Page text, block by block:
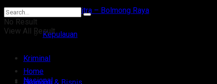
Minsel – Mitra – Bolmong Raya
Kepulauan
Kriminal
No Result
View All Result
Home
Nasional